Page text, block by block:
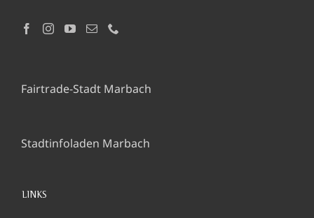
Fairtrade-Stadt Marbach
Stadtinfoladen Marbach
LINKS